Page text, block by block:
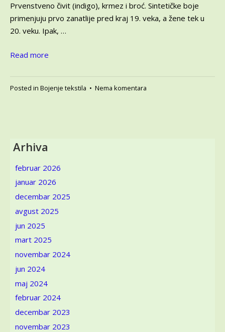
Prvenstveno čivit (indigo), krmez i broć. Sintetičke boje
primenjuju prvo zanatlije pred kraj 19. veka, a žene tek u
20. veku. Ipak, …
Read more
Posted in Bojenje tekstila • Nema komentara
Arhiva
februar 2026
januar 2026
decembar 2025
avgust 2025
jun 2025
mart 2025
novembar 2024
jun 2024
maj 2024
februar 2024
decembar 2023
novembar 2023